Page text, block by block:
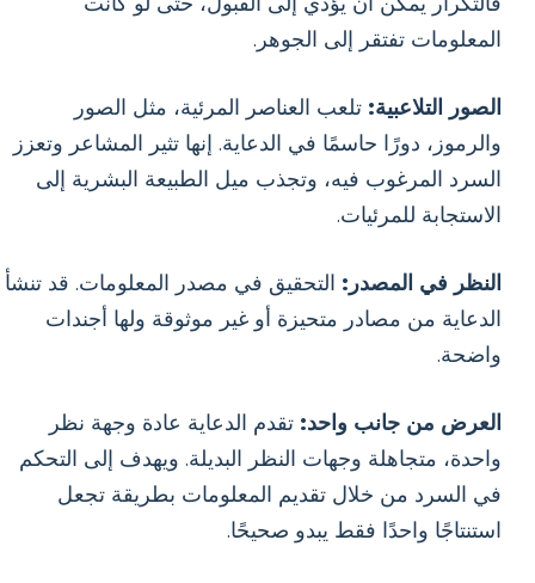
المعلومات تفتقر إلى الجوهر.
الصور التلاعبية: تلعب العناصر المرئية، مثل الصور
والرموز، دورًا حاسمًا في الدعاية. إنها تثير المشاعر وتعزز
السرد المرغوب فيه، وتجذب ميل الطبيعة البشرية إلى
الاستجابة للمرئيات.
النظر في المصدر: التحقيق في مصدر المعلومات. قد تنشأ
الدعاية من مصادر متحيزة أو غير موثوقة ولها أجندات
واضحة.
العرض من جانب واحد: تقدم الدعاية عادة وجهة نظر
واحدة، متجاهلة وجهات النظر البديلة. ويهدف إلى التحكم
في السرد من خلال تقديم المعلومات بطريقة تجعل
استنتاجًا واحدًا فقط يبدو صحيحًا.